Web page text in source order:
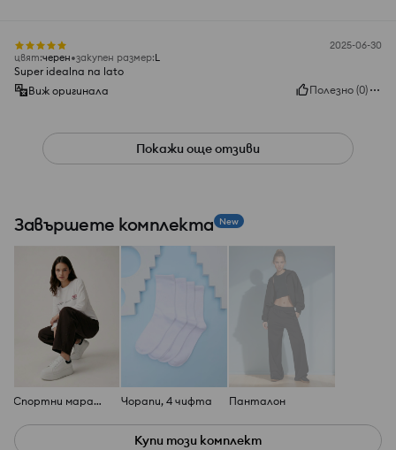
2025-06-30
цвят:черeн закупен размер:L
Super idealna na lato
Виж оригинала
Полезно (0)
Покажи още отзиви
Завършете комплекта New
Спортни маратонки Чорапи, 4 чифта Панталон
Купи този комплект